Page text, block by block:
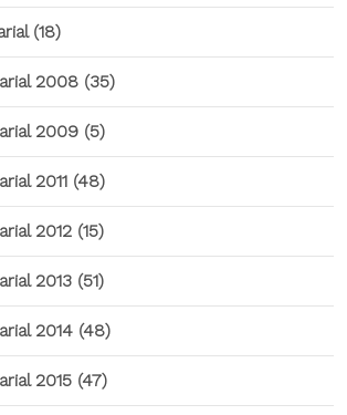
(18)
2008 (35)
2009 (5)
2011 (48)
2012 (15)
2013 (51)
2014 (48)
2015 (47)